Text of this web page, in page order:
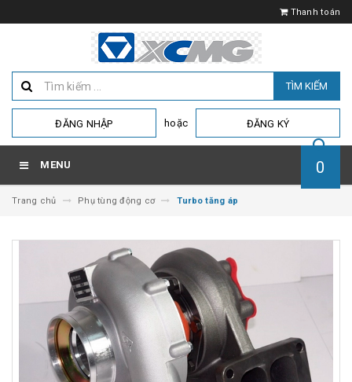
Thanh toán
TÌM KIẾM
ĐĂNG NHẬP hoặc ĐĂNG KÝ
MENU 0
Trang chủ Phụ tùng động cơ Turbo tăng áp